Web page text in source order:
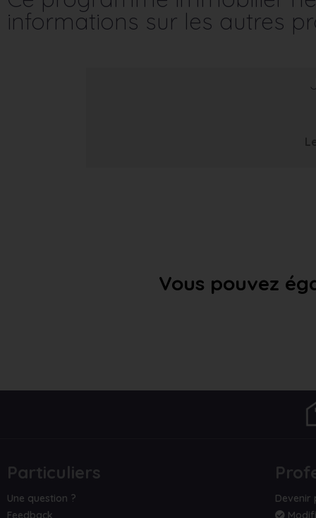
informations sur les autres
Vous pouvez
Particuliers
Une question ?
Feedback
Devenir